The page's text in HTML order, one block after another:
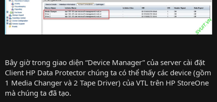
Bây giờ trong giao diện “Device Manager” của server cài đặt
Client HP Data Protector chúng ta có thể thấy các device (gồm
1 Media Changer và 2 Tape Driver) của VTL trên HP StoreOne
mà chúng ta đã tạo.